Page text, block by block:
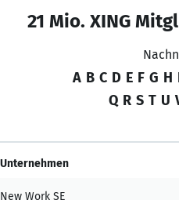
21 Mio. XING
A B C D E F G H
Q R S T U
Unternehmen
New Work SE